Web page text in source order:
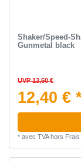
Shaker/Speed-
Gunmetal black
UVP 13,50 €
12,40 €
* avec TVAhors